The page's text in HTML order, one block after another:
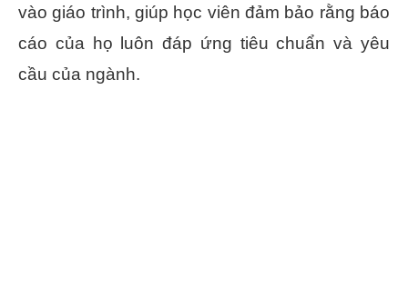
vào giáo trình, giúp học viên đảm bảo rằng báo
cáo của họ luôn đáp ứng tiêu chuẩn và yêu
cầu của ngành.